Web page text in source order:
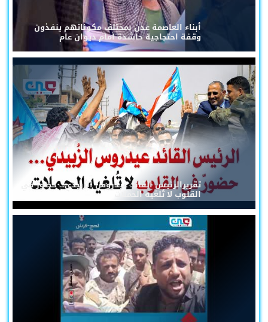
أبناء العاصمة عدن بمختلف مكوناتهم ينفذون
وقفة احتجاجية حاشدة أمام ديوان عام
تقريرالرئيس القائد عيدروس الزُبيدي... حضورٌ في
القلوب لا تُلغيه الحملات